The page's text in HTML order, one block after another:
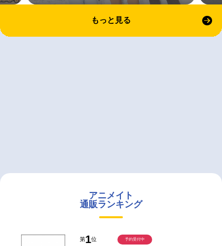
もっと見る
アニメイト
通販ランキング
第1位 予約受付中